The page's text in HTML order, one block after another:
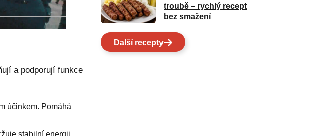
a podporují funkce
účinkem. Pomáhá
troubě – rychlý recept
bez smažení
Další recepty